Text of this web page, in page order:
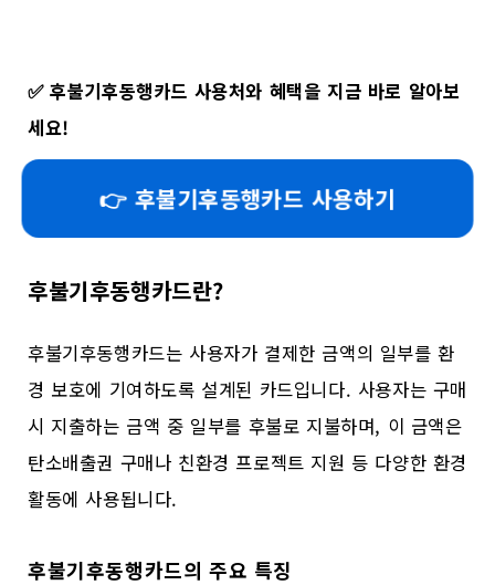
✅후불기후동행카드 사용처와 혜택을 지금 바로 알아보
세요!
👉 후불기후동행카드 사용하기
후불기후동행카드란?
후불기후동행카드는 사용자가 결제한 금액의 일부를 환
경 보호에 기여하도록 설계된 카드입니다. 사용자는 구매
시 지출하는 금액 중 일부를 후불로 지불하며, 이 금액은
탄소배출권 구매나 친환경 프로젝트 지원 등 다양한 환경
활동에 사용됩니다.
후불기후동행카드의 주요 특징